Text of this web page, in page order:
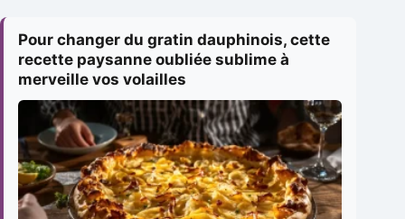
Pour changer du gratin dauphinois, cette
recette paysanne oubliée sublime à
merveille vos volailles